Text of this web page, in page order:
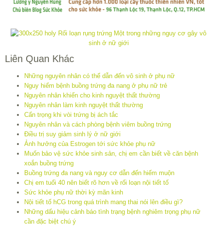
Liên Quan Khác
Những nguyên nhân có thể dẫn đến vô sinh ở phụ nữ
Nguy hiểm bệnh buồng trứng đa nang ở phụ nữ trẻ
Nguyên nhân khiến cho kinh nguyệt thất thường
Nguyên nhân làm kinh nguyệt thất thường
Cẩn trọng khi vòi trứng bị ách tắc
Nguyên nhân và cách phòng bệnh viêm buồng trứng
Điều trị suy giảm sinh lý ở nữ giới
Ảnh hưởng của Estrogen tới sức khỏe phụ nữ
Muốn bảo vệ sức khỏe sinh sản, chị em cần biết về căn bệnh
xoắn buồng trứng
Buồng trứng đa nang và nguy cơ dẫn đến hiếm muộn
Chị em tuổi 40 nên biết rõ hơn về rối loạn nội tiết tố
Sức khỏe phụ nữ thời kỳ mãn kinh
Nội tiết tố hCG trong quá trình mang thai nói lên điều gì?
Những dấu hiệu cảnh báo tình trạng bệnh nghiêm trọng phụ nữ
cần đặc biệt chú ý